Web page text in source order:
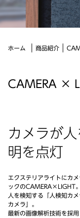
ホーム 商品紹介
CAMERA ×
カメラが
明を点灯
エクステリアライトにカ
ックのCAMERA×LIGHT。
人を検知する「人検知カ
カメラ」。
最新の画像解析技術を採